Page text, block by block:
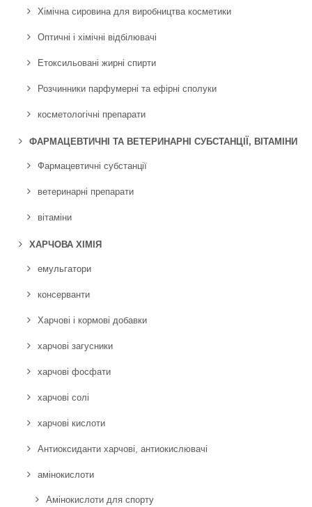
Хімічна сировина для виробництва косметики
Оптичні і хімічні відбілювачі
Етоксильовані жирні спирти
Розчинники парфумерні та ефірні сполуки
косметологічні препарати
ФАРМАЦЕВТИЧНІ ТА ВЕТЕРИНАРНІ СУБСТАНЦІЇ, ВІТАМІНИ
Фармацевтичні субстанції
ветеринарні препарати
вітаміни
ХАРЧОВА ХІМІЯ
емульгатори
консерванти
Харчові і кормові добавки
харчові загусники
харчові фосфати
харчові солі
харчові кислоти
Антиоксиданти харчові, антиокислювачі
амінокислоти
Амінокислоти для спорту